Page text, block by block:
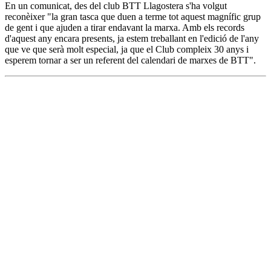
En un comunicat, des del club BTT Llagostera s'ha volgut
reconèixer "la gran tasca que duen a terme tot aquest magnífic grup
de gent i que ajuden a tirar endavant la marxa. Amb els records
d'aquest any encara presents, ja estem treballant en l'edició de l'any
que ve que serà molt especial, ja que el Club compleix 30 anys i
esperem tornar a ser un referent del calendari de marxes de BTT".